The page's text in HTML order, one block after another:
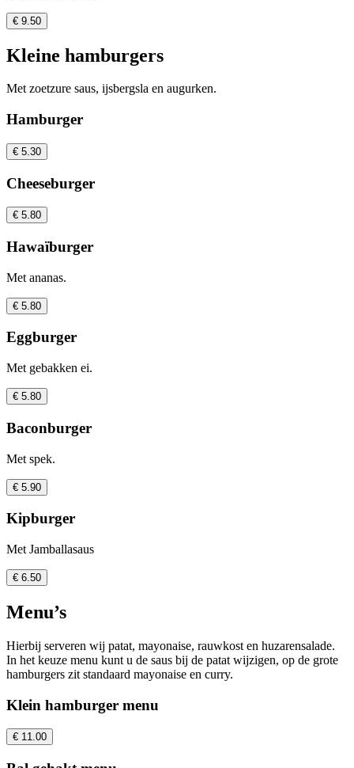
€ 9.50
Kleine hamburgers
Met zoetzure saus, ijsbergsla en augurken.
Hamburger
€ 5.30
Cheeseburger
€ 5.80
Hawaïburger
Met ananas.
€ 5.80
Eggburger
Met gebakken ei.
€ 5.80
Baconburger
Met spek.
€ 5.90
Kipburger
Met Jamballasaus
€ 6.50
Menu’s
Hierbij serveren wij patat, mayonaise, rauwkost en huzarensalade.
In het keuze menu kunt u de saus bij de patat wijzigen, op de grote
hamburgers zit standaard mayonaise en curry.
Klein hamburger menu
€ 11.00